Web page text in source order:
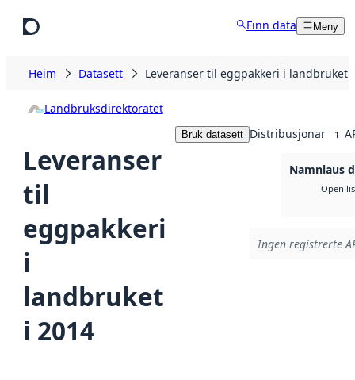
Finn data Meny
Heim Datasett Leveranser til eggpakkeri i landbruket
Landbruksdirektoratet
Leveranser
til
eggpakkeri
i
landbruket
i 2014
Bruk datasett Distribusjonar 1
Namnlaus
Open
Ingen registrerte